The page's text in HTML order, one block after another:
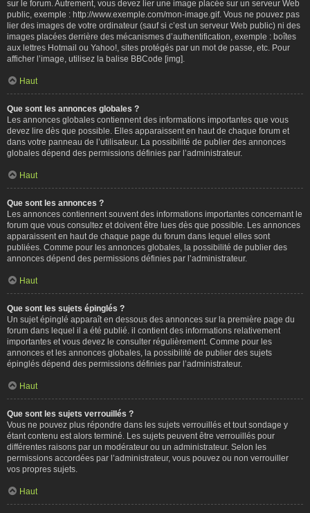
sur le forum. Autrement, vous devez lier une image placée sur un serveur Web
public, exemple : http://www.exemple.com/mon-image.gif. Vous ne pouvez pas
lier des images de votre ordinateur (sauf si c’est un serveur Web public) ni des
images placées derrière des mécanismes d’authentification, exemple : boîtes
aux lettres Hotmail ou Yahoo!, sites protégés par un mot de passe, etc. Pour
afficher l’image, utilisez la balise BBCode [img].
Haut
Que sont les annonces globales ?
Les annonces globales contiennent des informations importantes que vous
devez lire dès que possible. Elles apparaissent en haut de chaque forum et
dans votre panneau de l’utilisateur. La possibilité de publier des annonces
globales dépend des permissions définies par l’administrateur.
Haut
Que sont les annonces ?
Les annonces contiennent souvent des informations importantes concernant le
forum que vous consultez et doivent être lues dès que possible. Les annonces
apparaissent en haut de chaque page du forum dans lequel elles sont
publiées. Comme pour les annonces globales, la possibilité de publier des
annonces dépend des permissions définies par l’administrateur.
Haut
Que sont les sujets épinglés ?
Un sujet épinglé apparaît en dessous des annonces sur la première page du
forum dans lequel il a été publié. il contient des informations relativement
importantes et vous devez le consulter régulièrement. Comme pour les
annonces et les annonces globales, la possibilité de publier des sujets
épinglés dépend des permissions définies par l’administrateur.
Haut
Que sont les sujets verrouillés ?
Vous ne pouvez plus répondre dans les sujets verrouillés et tout sondage y
étant contenu est alors terminé. Les sujets peuvent être verrouillés pour
différentes raisons par un modérateur ou un administrateur. Selon les
permissions accordées par l’administrateur, vous pouvez ou non verrouiller
vos propres sujets.
Haut